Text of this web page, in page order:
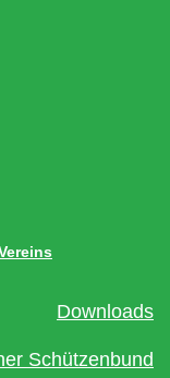
Downloads
Schützenbund